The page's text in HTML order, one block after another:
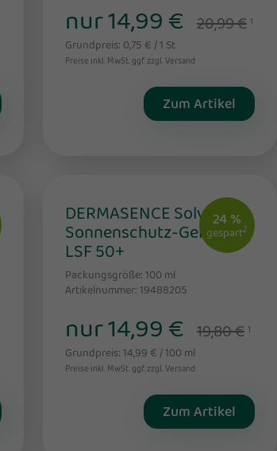
nur 14,99 € 20,99 € 1
Grundpreis: 0,75 € / 1 St
Preise inkl. MwSt. ggf. zzgl. Versand
Zum Artikel
24 %
gespart2
DERMASENCE Solvinea
Sonnenschutz-Gelcreme
LSF 50+
Packungsgröße: 100 ml
Artikelnummer: 19488205
nur 14,99 € 19,80 € 1
Grundpreis: 14,99 € / 100 ml
Preise inkl. MwSt. ggf. zzgl. Versand
Zum Artikel